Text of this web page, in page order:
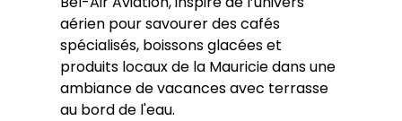
aérien pour savourer des cafés
spécialisés, boissons glacées et
produits locaux de la Mauricie dans une
ambiance de vacances avec terrasse
au bord de l'eau.